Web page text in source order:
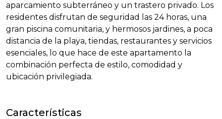
aparcamiento subterráneo y un trastero privado. Los
residentes disfrutan de seguridad las 24 horas, una
gran piscina comunitaria, y hermosos jardines, a poca
distancia de la playa, tiendas, restaurantes y servicios
esenciales, lo que hace de este apartamento la
combinación perfecta de estilo, comodidad y
ubicación privilegiada.
Características